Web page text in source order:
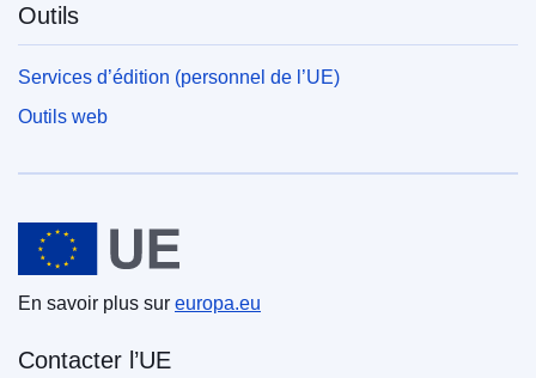
Outils
Services d’édition (personnel de l’UE)
Outils web
Union européenne
En savoir plus sur europa.eu
Contacter l’UE